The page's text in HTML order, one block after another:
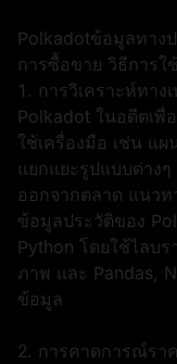
Polkadotข้อมูลทาง
การซื้อขาย วิธีการใ
1. การวิเคราะห์ทา
Polkadot ในอดีตเพื่
ใช้เครื่องมือ เช่น แ
แยกแยะรูปแบบต่าง
ออกจากตลาด แนวท
ข้อมูลประวัติของ
Python โดยใช้ไลบ
ภาพ และ Pandas,
ข้อมูล
2. การคาดการณ์รา